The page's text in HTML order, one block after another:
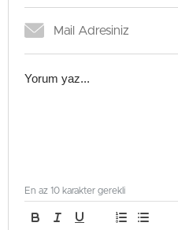
En az 10 karakter gerekli